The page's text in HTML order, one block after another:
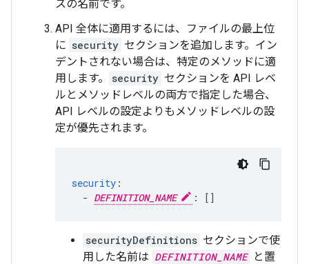
スの名前です。
API 全体に適用するには、ファイルの最上位
に security セクションを追加します。イン
デントされない場合は、特定のメソッドに適
用します。
security セクションを API レベ
ルとメソッドレベルの両方で指定した場合、
API レベルの設定よりもメソッドレベルの設
定が優先されます。
security :
  -
DEFINITION_NAME : []
securityDefinitions セクションで使
用した名前は DEFINITION_NAME と置